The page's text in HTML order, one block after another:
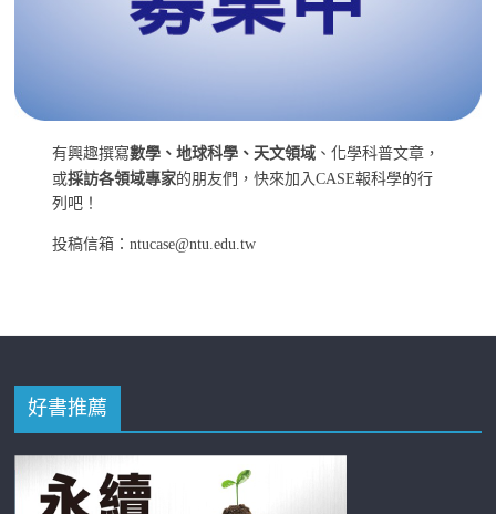
有興趣撰寫數學、地球科學、天文領域 、化學科普文章，
或採訪各領域專家的朋友們，快來加入CASE報科學的行
列吧！
投稿信箱：ntucase@ntu.edu.tw
好書推薦